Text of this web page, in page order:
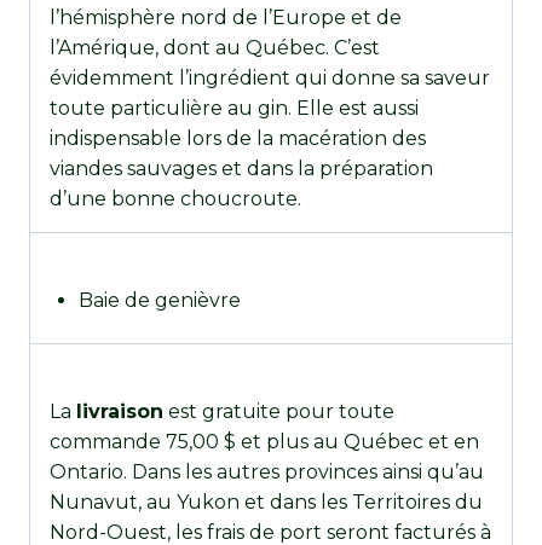
l’hémisphère nord de l’Europe et de
l’Amérique, dont au Québec. C’est
évidemment l’ingrédient qui donne sa saveur
toute particulière au gin. Elle est aussi
indispensable lors de la macération des
viandes sauvages et dans la préparation
d’une bonne choucroute.
Baie de genièvre
La livraison est gratuite pour toute
commande 75,00 $ et plus au Québec et en
Ontario. Dans les autres provinces ainsi qu’au
Nunavut, au Yukon et dans les Territoires du
Nord-Ouest, les frais de port seront facturés à